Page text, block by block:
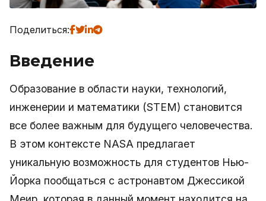
Поделиться:
Введение
Образование в области науки, технологий,
инженерии и математики (STEM) становится
все более важным для будущего человечества.
В этом контексте NASA предлагает
уникальную возможность для студентов Нью-
Йорка пообщаться с астронавтом Джессикой